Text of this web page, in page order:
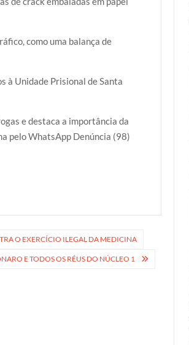
como uma balança de
à Unidade Prisional de Santa
e destaca a importância da
pelo WhatsApp Denúncia (98)
O EXERCÍCIO ILEGAL DA MEDICINA
E TODOS OS RÉUS DO NÚCLEO 1